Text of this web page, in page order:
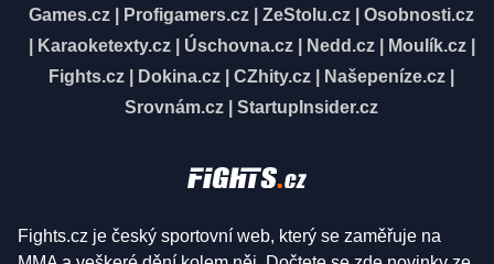
Games.cz
Profigamers.cz ZeStolu.cz
Osobnosti.cz
Karaoketexty.cz| Úschovna.cz| Nedd.cz| Moulík.cz|
Fights.cz
Dokina.cz CZhity.cz Našepeníze.cz
Srovnám.cz
StartupInsider.cz
Fights.cz je český sportovní web, který se zaměřuje na